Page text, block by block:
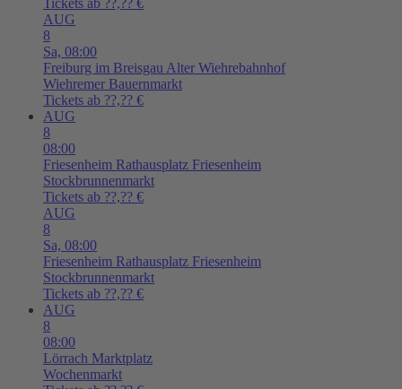
AUG
8
Sa, 08:00
Freiburg im Breisgau Alter Wiehrebahnhof
Wiehremer Bauernmarkt
Tickets ab ??,?? €
AUG
8
08:00
Friesenheim Rathausplatz Friesenheim
Stockbrunnenmarkt
Tickets ab ??,?? €
AUG
8
Sa, 08:00
Friesenheim Rathausplatz Friesenheim
Stockbrunnenmarkt
Tickets ab ??,?? €
AUG
8
08:00
Lörrach Marktplatz
Wochenmarkt